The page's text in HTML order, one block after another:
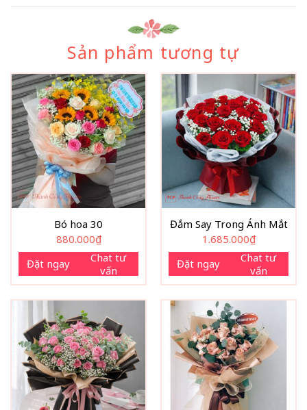
Sản phẩm tương tự
Bó hoa 30
880.000₫
Đặt ngay
Chat tư
vấn
Đắm Say Trong Ánh Mắt
1.685.000₫
Đặt ngay
Chat tư
vấn